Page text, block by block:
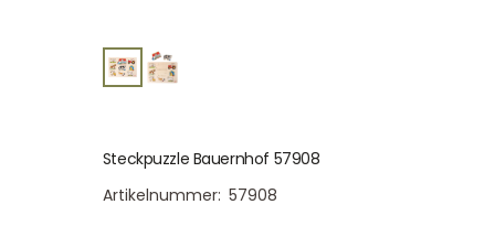
Steckpuzzle Bauernhof 57908
Artikelnummer: 57908